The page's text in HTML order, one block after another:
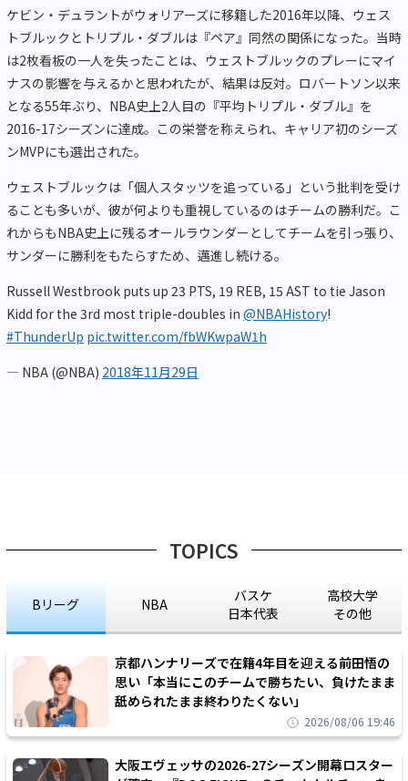
ケビン・デュラントがウォリアーズに移籍した2016年以降、ウェス
トブルックとトリプル・ダブルは『ペア』同然の関係になった。当時
は2枚看板の一人を失ったことは、ウェストブルックのプレーにマイ
ナスの影響を与えるかと思われたが、結果は反対。ロバートソン以来
となる55年ぶり、NBA史上2人目の『平均トリプル・ダブル』を
2016-17シーズンに達成。この栄誉を称えられ、キャリア初のシーズ
ンMVPにも選出された。
ウェストブルックは「個人スタッツを追っている」という批判を受け
ることも多いが、彼が何よりも重視しているのはチームの勝利だ。こ
れからもNBA史上に残るオールラウンダーとしてチームを引っ張り、
サンダーに勝利をもたらすため、邁進し続ける。
Russell Westbrook puts up 23 PTS, 19 REB, 15 AST to tie Jason
Kidd for the 3rd most triple-doubles in @NBAHistory!
#ThunderUp pic.twitter.com/fbWKwpaW1h
— NBA (@NBA) 2018年11月29日
TOPICS
Bリーグ NBA
バスケ
日本代表
高校大学
その他
京都ハンナリーズで在籍4年目を迎える前田悟の
思い「本当にこのチームで勝ちたい、負けたまま
舐められたまま終わりたくない」
2026/08/06 19:46
大阪エヴェッサの2026-27シーズン開幕ロスター